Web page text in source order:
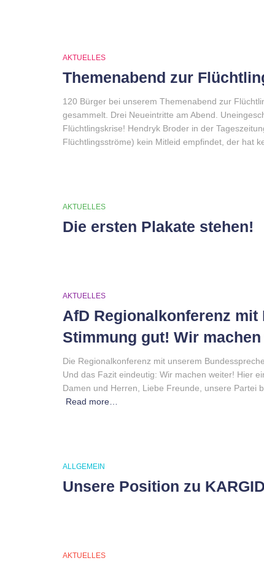
AKTUELLES
Themenabend zur
120 Bürger bei unserem Themenabend zur
gesammelt. Drei Neueintritte am Abend.
Flüchtlingskrise! Hendryk Broder in der
Flüchtlingsströme) kein Mitleid empfindet, der hat
AKTUELLES
Die ersten Plakate stehen!
AKTUELLES
AfD Regionalkonferenz
Stimmung gut! Wir
Die Regionalkonferenz mit unserem
Und das Fazit eindeutig: Wir machen weiter! Hier
Damen und Herren, Liebe Freunde, unsere Partei
Read more…
ALLGEMEIN
Unsere Position zu
AKTUELLES